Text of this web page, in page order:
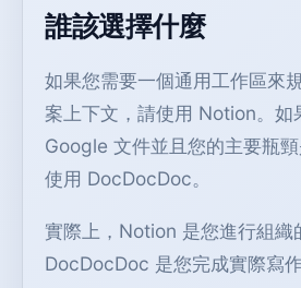
誰該選擇什麼
如果您需要一個通用工作區來
案上下文，請使用 Notion。如
Google 文件並且您的主要瓶
使用 DocDocDoc。
實際上，Notion 是您進行組織
DocDocDoc 是您完成實際寫作